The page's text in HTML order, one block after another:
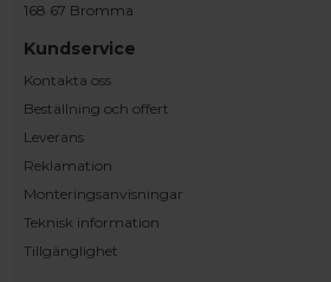
168 67 Bromma
Kundservice
Kontakta oss
Beställning och offert
Leverans
Reklamation
Monteringsanvisningar
Teknisk information
Tillgänglighet